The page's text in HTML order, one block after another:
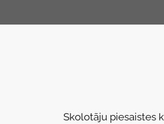
Skolotāju piesaistes